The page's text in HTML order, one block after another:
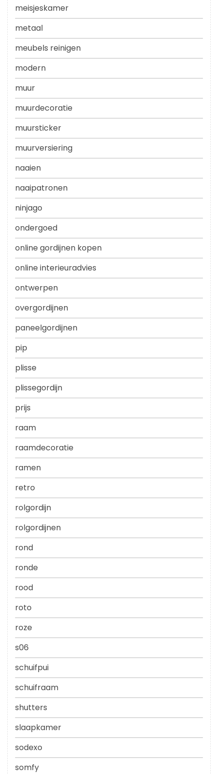
meisjeskamer
metaal
meubels reinigen
modern
muur
muurdecoratie
muursticker
muurversiering
naaien
naaipatronen
ninjago
ondergoed
online gordijnen kopen
online interieuradvies
ontwerpen
overgordijnen
paneelgordijnen
pip
plisse
plissegordijn
prijs
raam
raamdecoratie
ramen
retro
rolgordijn
rolgordijnen
rond
ronde
rood
roto
roze
s06
schuifpui
schuifraam
shutters
slaapkamer
sodexo
somfy